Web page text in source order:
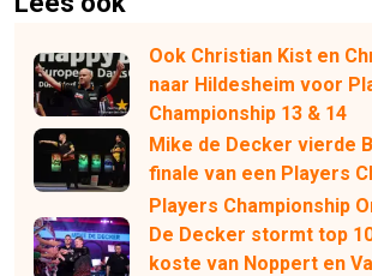
Ook Christian Kist en
naar Hildesheim voor
Championship 13 & 14
Mike de Decker vierde
finale van een Players
Players Championship
De Decker stormt top
koste van Noppert en